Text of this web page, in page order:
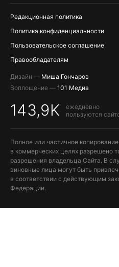
Редакционная политика
Политика конфиденциальности
Пользовательское соглашение
Правообладателям
Дизайн — Миша Гончаров
Воплощение — 101 Медиа
143,9K
ежедневно
пользуются
Полное или частичное
в коммерческих целях разрешено
разрешения владельца Сайта. В
виновные лица могут быть
в соответствии с действующим
Федерации.